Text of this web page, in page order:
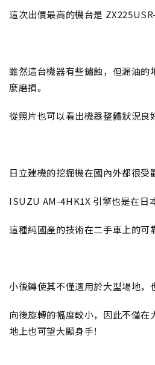
這次出價最高的機台是 ZX225USR-
雖然這台機器有些鏽蝕，但漏油的
麼磨損。
從照片也可以看出機器整體狀況良
日立建機的挖掘機在國內外都很受
ISUZU AM-4HK1X 引擎也是在日
這種純國產的技術在二手車上的可
小後轉使其不僅適用於大型場地，
向後旋轉的幅度較小，因此不僅在
地上也可望大顯身手！